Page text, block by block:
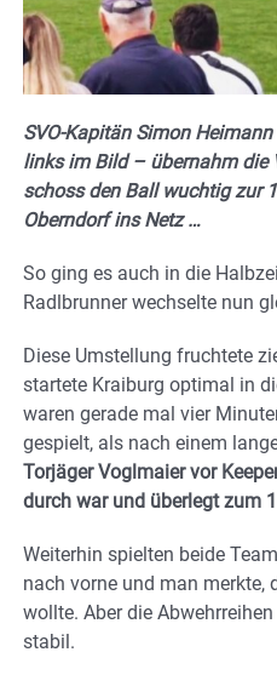
SVO-Kapitän Simon
links im Bild – übernahm die
schoss den Ball wuchtig zur
Oberndorf ins Netz …
So ging es auch in die
Radlbrunner wechselte nun
Diese Umstellung fruchtete
startete Kraiburg optimal in
waren gerade mal vier
gespielt, als nach einem
Torjäger Voglmaier vor
durch war und überlegt zum
Weiterhin spielten beide
nach vorne und man merkte,
wollte. Aber die
stabil.